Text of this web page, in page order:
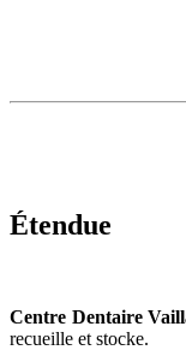
Étendue
Centre Dentaire
recueille et stocke.